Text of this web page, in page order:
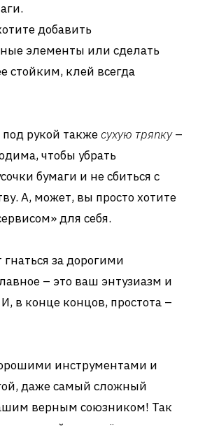
добавить
элементы или сделать
стойким, клей всегда
рукой также сухую тряпку–
чтобы убрать
бумаги и не сбиться с
А, может, вы просто хотите
для себя.
за дорогими
– это ваш энтузиазм и
в конце концов, простота –
инструментами и
даже самый сложный
верным союзником! Так